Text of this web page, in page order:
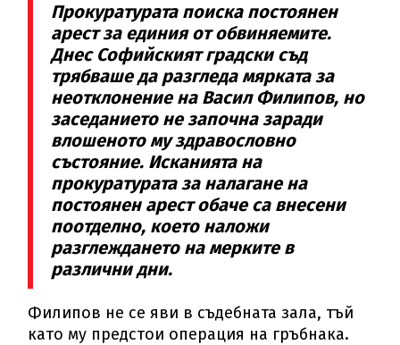
Прокуратурата поиска постоянен
арест за единия от обвиняемите.
Днес Софийският градски съд
трябваше да разгледа мярката за
неотклонение на Васил Филипов, но
заседанието не започна заради
влошеното му здравословно
състояние. Исканията на
прокуратурата за налагане на
постоянен арест обаче са внесени
поотделно, което наложи
разглеждането на мерките в
различни дни.
Филипов не се яви в съдебната зала, тъй
като му предстои операция на гръбнака.